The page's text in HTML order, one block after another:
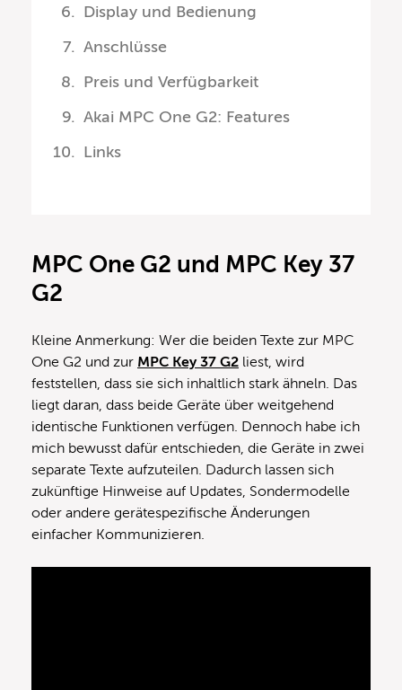
Display und Bedienung
Anschlüsse
Preis und Verfügbarkeit
Akai MPC One G2: Features
Links
MPC One G2 und MPC Key 37
G2
Kleine Anmerkung: Wer die beiden Texte zur MPC
One G2 und zur MPC Key 37 G2 liest, wird
feststellen, dass sie sich inhaltlich stark ähneln. Das
liegt daran, dass beide Geräte über weitgehend
identische Funktionen verfügen. Dennoch habe ich
mich bewusst dafür entschieden, die Geräte in zwei
separate Texte aufzuteilen. Dadurch lassen sich
zukünftige Hinweise auf Updates, Sondermodelle
oder andere gerätespezifische Änderungen
einfacher Kommunizieren.